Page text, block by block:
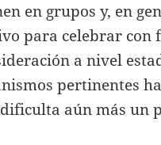
en grupos y, en
para celebrar con
a nivel
pertinentes
aún más un